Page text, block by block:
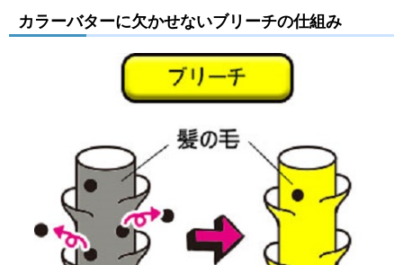
カラーバターに欠かせないブリーチの仕組み